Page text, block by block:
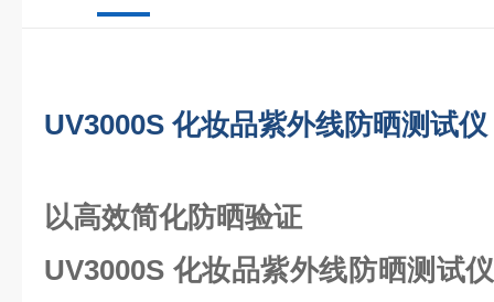
UV3000S 化妆品紫外线防晒测试
以高效简化防晒验证
UV3000S 化妆品紫外线防晒测试